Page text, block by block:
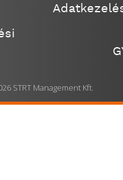
STRT Management Kft.